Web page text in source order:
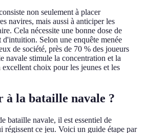
non seulement à placer
navires, mais aussi à anticiper les
Cela nécessite une bonne dose de
d'intuition. Selon une enquête menée
de société, près de 70 % des joueurs
navale stimule la concentration et la
choix pour les jeunes et les
à la bataille navale ?
bataille navale, il est essentiel de
régissent ce jeu. Voici un guide étape par